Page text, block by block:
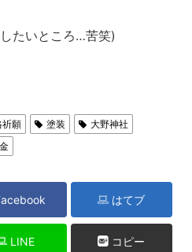
たいところ…苦笑)
祈願 塗装
大野神社
はてブ
LINE コピー